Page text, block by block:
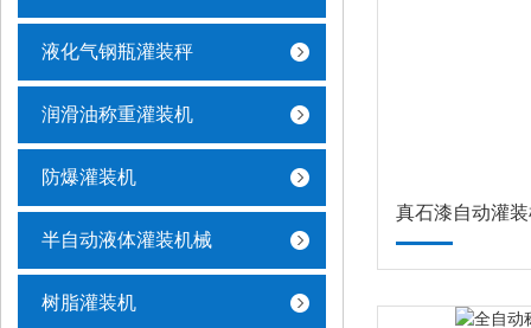
液化气钢瓶灌装秤
润滑油称重灌装机
防爆灌装机
半自动液体灌装机械
树脂灌装机
真石漆自动灌